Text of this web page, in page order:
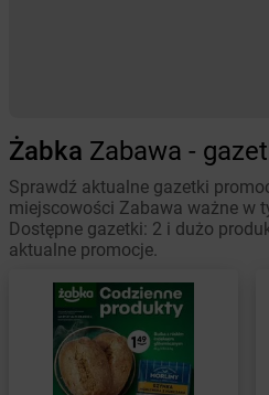
Żabka Zabawa -
Sprawdź aktualne gazetki
miejscowości Zabawa ważne w
Dostępne gazetki: 2 i dużo
aktualne promocje.